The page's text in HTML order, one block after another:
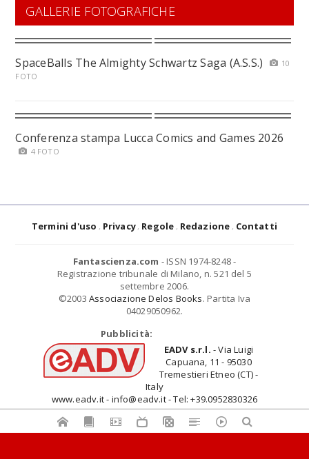
GALLERIE FOTOGRAFICHE
SpaceBalls The Almighty Schwartz Saga (A.S.S.)
10
FOTO
Conferenza stampa Lucca Comics and Games 2026
4 FOTO
Termini d'uso Privacy Regole Redazione Contatti
Fantascienza.com - ISSN 1974-8248 -
Registrazione tribunale di Milano, n. 521 del 5
settembre 2006.
©2003 Associazione Delos Books. Partita Iva
04029050962.
Pubblicità:
EADV s.r.l. - Via Luigi
Capuana, 11 - 95030
Tremestieri Etneo (CT) -
Italy
www.eadv.it - info@eadv.it - Tel: +39.0952830326